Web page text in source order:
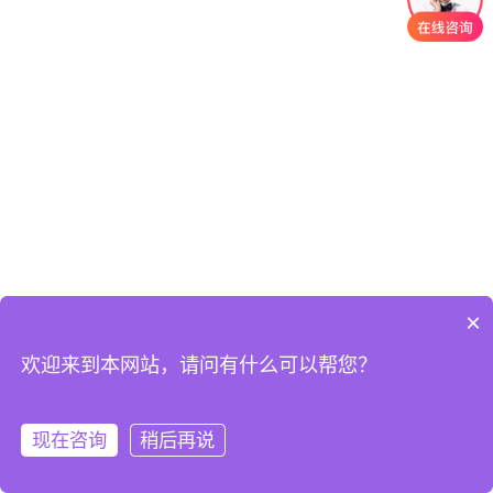
闽ICP备2021011150号-1
×
欢迎来到本网站，请问有什么可以帮您？
现在咨询 稍后再说